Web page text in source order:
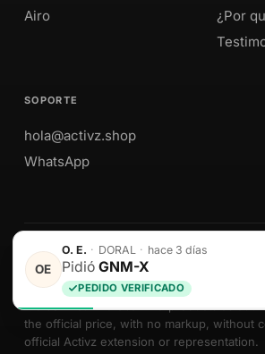
OE
O. E. · DORAL · hace 3 días
Pidió GNM-X
PEDIDO VERIFICADO
Airo
¿Por
SOPORTE
hola@activz.shop
WhatsApp
Envíos a Perú · México · EE. UU. ·
We sell Activz Global LLC products as
the official price, with no markup, without
official Activz extension or representation.